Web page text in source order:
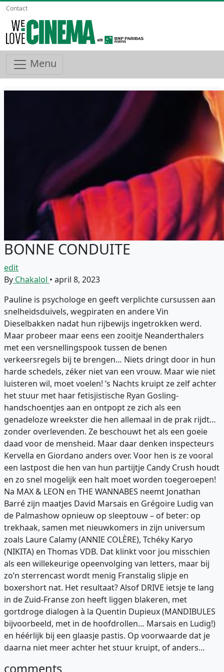
Contact
Menu
BONNE CONDUITE
edit
By Chakalol • april 8, 2023
Pauline is psychologe en geeft verplichte cursussen aan
snelheidsduivels, wegpiraten en andere Vin
Dieselbakken nadat hun rijbewijs ingetrokken werd.
Maar probeer maar eens een zooitje Neanderthalers
met een versnellingspook tussen de benen
verkeersregels bij te brengen… Niets dringt door in hun
harde schedels, zéker niet van een vrouw. Maar wie niet
luisteren wil, moet voelen! ’s Nachts kruipt ze zelf achter
het stuur met haar fetisjistische Ryan Gosling-
handschoentjes aan en ontpopt ze zich als een
genadeloze wreekster die hen allemaal in de prak rijdt…
zonder overlevenden. Ze beschouwt het als een goeie
daad voor de mensheid. Maar daar denken inspecteurs
Kervella en Giordano anders over. Voor hen is ze vooral
een lastpost die hen van hun partijtje Candy Crush houdt
en zo snel mogelijk een halt moet worden toegeroepen!
Na MAX & LEON en THE WANNABES neemt Jonathan
Barré zijn maatjes David Marsais en Grégoire Ludig van
de Palmashow opnieuw op sleeptouw – of beter: op
trekhaak, samen met nieuwkomers in zijn universum
zoals Laure Calamy (ANNIE COLÈRE), Tchéky Karyo
(NIKITA) en Thomas VDB. Dat klinkt voor jou misschien
als een willekeurige opeenvolging van letters, maar bij
zo’n sterrencast wordt menig Franstalig slipje en
boxershort nat. Het resultaat? Alsof DRIVE ietsje te lang
in de Zuid-Franse zon heeft liggen blakeren, met
gortdroge dialogen à la Quentin Dupieux (MANDIBULES
bijvoorbeeld, met in de hoofdrollen… Marsais en Ludig!)
en héérlijk bij een glaasje pastis. Op voorwaarde dat je
daarna niet meer achter het stuur kruipt, of anders…
comments